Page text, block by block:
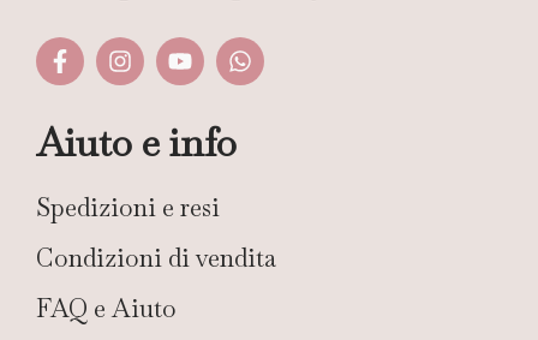
Aiuto e info
Spedizioni e resi
Condizioni di vendita
FAQ e Aiuto